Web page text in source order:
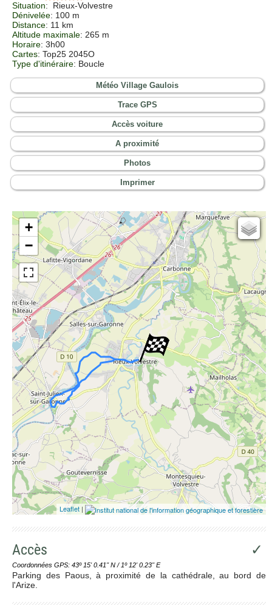
Situation:
Rieux-Volvestre
Dénivelée: 100 m
Distance: 11 km
Altitude maximale: 265 m
Horaire: 3h00
Cartes: Top25 2045O
Type d'itinéraire: Boucle
Météo Village Gaulois
Trace GPS
Accès voiture
A proximité
Photos
Imprimer
+
−
Cartes IGN
Open Topo Map
Open Street Map
ESRI Word Imagery
Photographies aériennes
Leaflet |
Accès ✓
Coordonnées GPS: 43º 15' 0.41'' N / 1º 12' 0.23'' E
Parking des Paous, à proximité de la cathédrale, au bord de
l'Arize.